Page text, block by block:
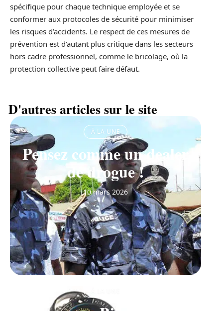
spécifique pour chaque technique employée et se
conformer aux protocoles de sécurité pour minimiser
les risques d’accidents. Le respect de ces mesures de
prévention est d’autant plus critique dans les secteurs
hors cadre professionnel, comme le bricolage, où la
protection collective peut faire défaut.
D'autres articles sur le site
À LA UNE
Pensez comme un dealer
de drogue !
10 mars 2026